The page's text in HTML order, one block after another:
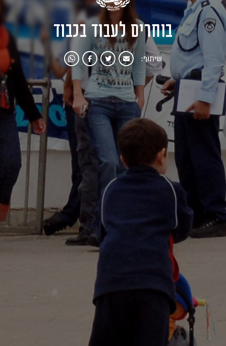
בוחרים לעבוד בכבוד
שיתוף: